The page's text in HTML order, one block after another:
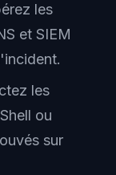
les
et SIEM
les
ou
sur